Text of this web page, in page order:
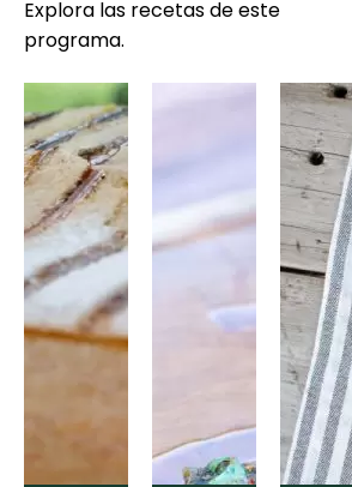
Explora las recetas de este
programa.